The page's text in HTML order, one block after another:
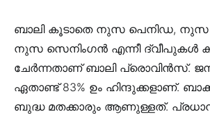
ബാലി കൂടാതെ നുസ പെനിഡ,
നുസ സെനിംഗന്‍ എന്നീ ദ്വീപുകള്‍
ചേര്‍ന്നതാണ് ബാലി പ്രൊവിന്‍സ്‌.
ഏതാണ്ട് 83% ഉം ഹിന്ദുക്കളാണ്.
ബുദ്ധ മതക്കാരും ആണുള്ളത്.